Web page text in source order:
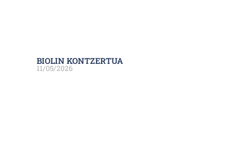
BIOLIN KONTZERTUA
11/05/2026